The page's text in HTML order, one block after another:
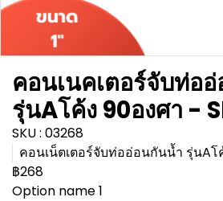
คอนเนคเตอร์จับท่อ
รุ่นAโค้ง 90องศา -
SKU : 03268
คอนเน็ตเตอร์จับท่ออ่อนกันน้ำ รุ่นAโ
฿268
Option name 1